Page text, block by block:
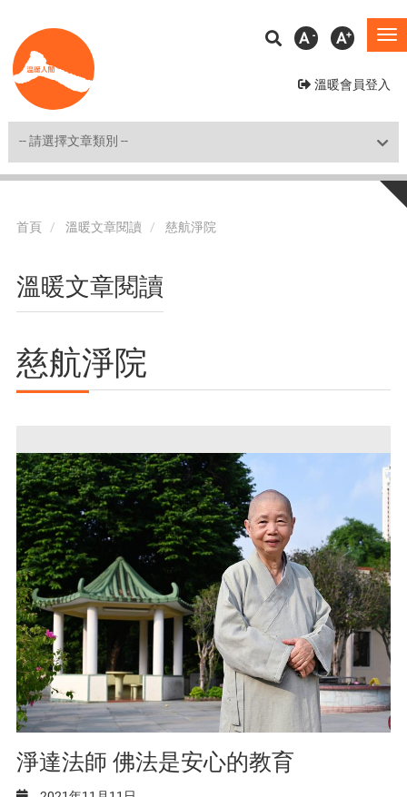
至
主
溫暖會員登入
A A
Shortcut
首頁 溫暖文章閱讀 慈航淨院
溫暖文章閱讀
慈航淨院
淨達法師 佛法是安心的教育